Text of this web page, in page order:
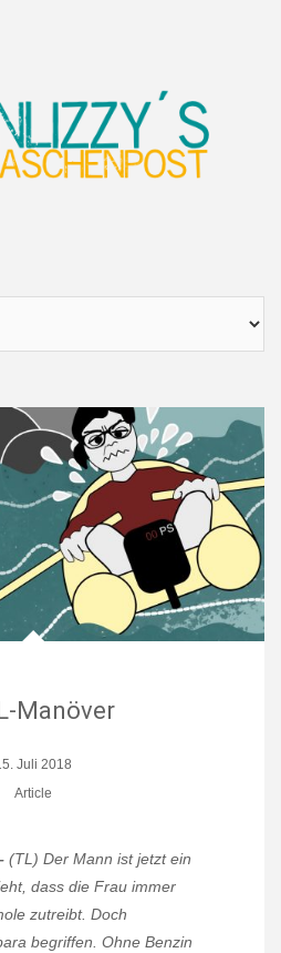
Manöver
Juli 2018
Article
(TL) Der Mann ist jetzt ein
dass die Frau immer
zutreibt. Doch
begriffen. Ohne Benzin